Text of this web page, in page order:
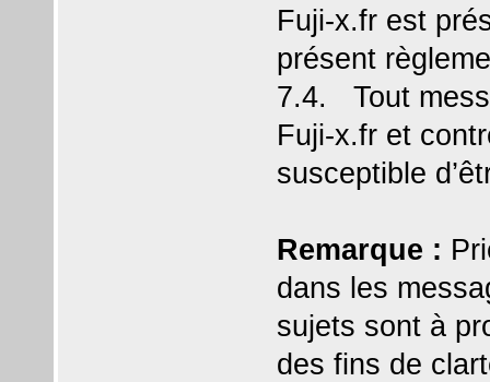
Fuji-x.fr est
présent
7.4. Tout
Fuji-x.fr et
susceptible
Remarque :
dans les
sujets sont à
des fins de